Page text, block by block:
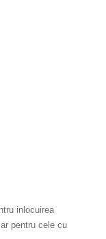
inlocuirea
pentru cele cu